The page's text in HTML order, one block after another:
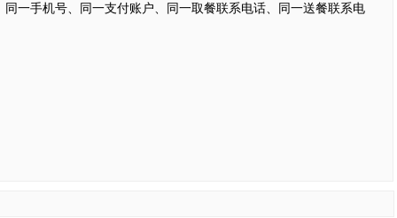
一手机号、同一支付账户、同一取餐联系电话、同一送餐联系电